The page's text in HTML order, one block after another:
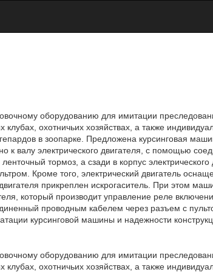
оборудованию для имитации
клубах, охотничьих хозяйствах, а также
в зоопарке. Предложена курсинговая
к валу электрического двигателя, с помощью
тормоз, а сзади в корпус
Кроме того, электрический двигатель
прикреплен искрогаситель. При этом
который производит управление реле
проводным кабелем через разъем с
курсинговой машины и надежности
оборудованию для имитации
клубах, охотничьих хозяйствах, а также